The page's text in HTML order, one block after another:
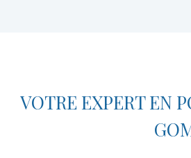
VOTRE EXPERT EN